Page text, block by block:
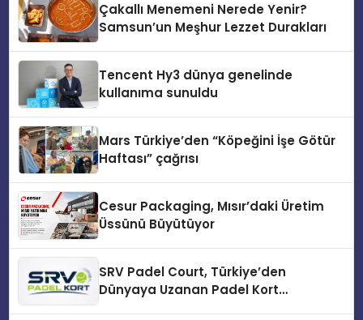
Çakallı Menemeni Nerede Yenir?
Samsun’un Meşhur Lezzet Durakları
Tencent Hy3 dünya genelinde
kullanıma sunuldu
Mars Türkiye’den “Köpeğini İşe Götür
Haftası” çağrısı
Cesur Packaging, Mısır’daki Üretim
Üssünü Büyütüyor
SRV Padel Court, Türkiye’den
Dünyaya Uzanan Padel Kort